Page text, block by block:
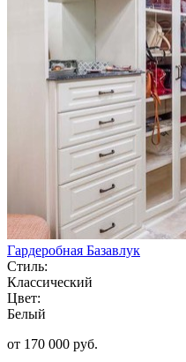
Гардеробная Базавлук
Стиль:
Классический
Цвет:
Белый
от 170 000 руб.